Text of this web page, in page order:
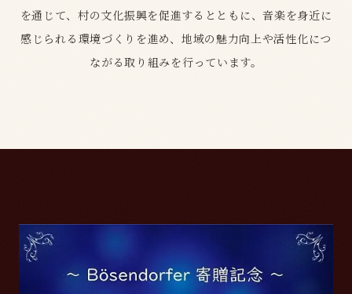
を通じて、村の文化振興を促進するとともに、音楽を身近に
感じられる環境づくりを進め、地域の魅力向上や活性化につ
ながる取り組みを行っています。